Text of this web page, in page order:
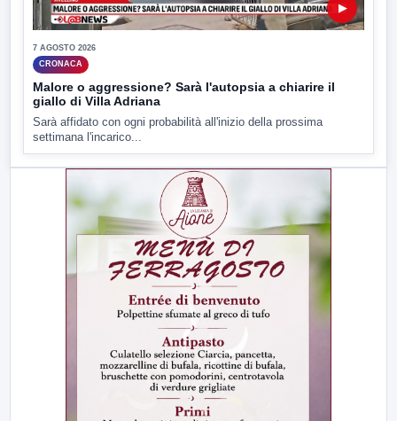
▶
7 AGOSTO 2026
CRONACA
Malore o aggressione? Sarà l'autopsia a chiarire il
giallo di Villa Adriana
Sarà affidato con ogni probabilità all'inizio della prossima
settimana l'incarico...